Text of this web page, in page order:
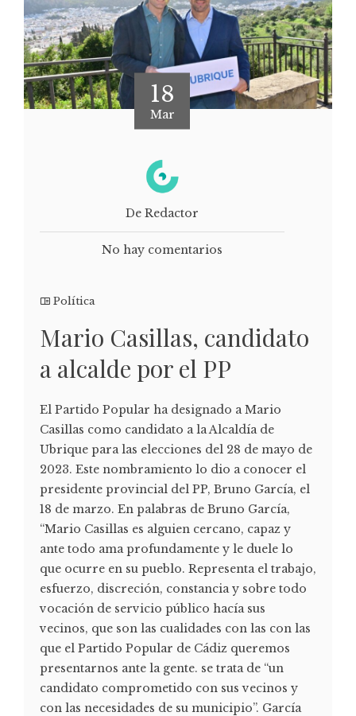
18
Mar
De Redactor
No hay comentarios
Política
Mario Casillas, candidato
a alcalde por el PP
El Partido Popular ha designado a Mario
Casillas como candidato a la Alcaldía de
Ubrique para las elecciones del 28 de mayo de
2023. Este nombramiento lo dio a conocer el
presidente provincial del PP, Bruno García, el
18 de marzo. En palabras de Bruno García,
“Mario Casillas es alguien cercano, capaz y
ante todo ama profundamente y le duele lo
que ocurre en su pueblo. Representa el trabajo,
esfuerzo, discreción, constancia y sobre todo
vocación de servicio público hacía sus
vecinos, que son las cualidades con las con las
que el Partido Popular de Cádiz queremos
presentarnos ante la gente. se trata de “un
candidato comprometido con sus vecinos y
con las necesidades de su municipio”. García